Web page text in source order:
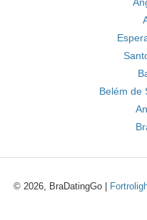
Belém de
© 2026, BraDatingGo |